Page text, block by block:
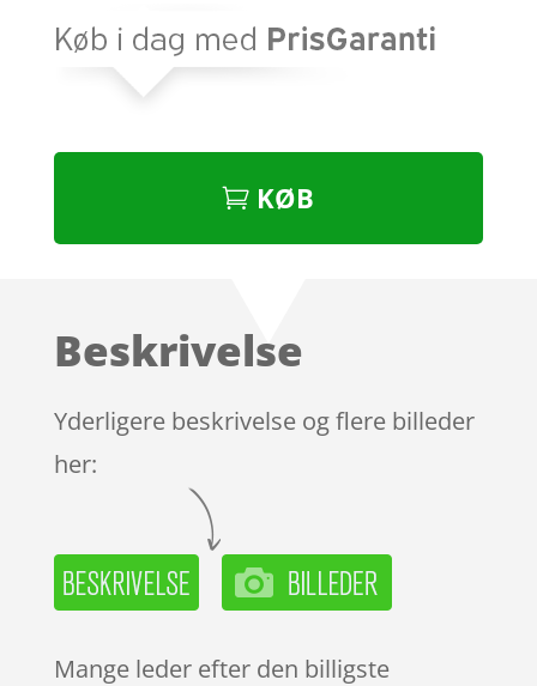
KØB
Beskrivelse
Yderligere beskrivelse og flere billeder
her:
Mange leder efter den billigste